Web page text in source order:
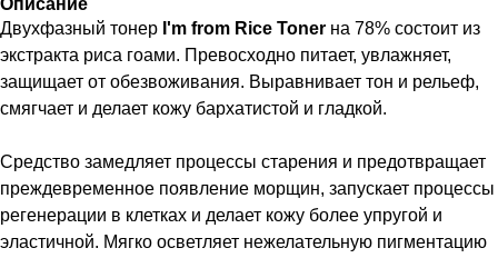
Описание
Двухфазный тонер I'm from Rice Toner на 78% состоит из
экстракта риса гоами. Превосходно питает, увлажняет,
защищает от обезвоживания. Выравнивает тон и рельеф,
смягчает и делает кожу бархатистой и гладкой.
Средство замедляет процессы старения и предотвращает
преждевременное появление морщин, запускает процессы
регенерации в клетках и делает кожу более упругой и
эластичной. Мягко осветляет нежелательную пигментацию